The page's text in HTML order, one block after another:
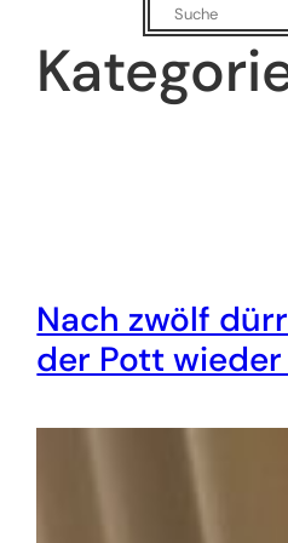
Suchen
Nach zwölf
der Pott